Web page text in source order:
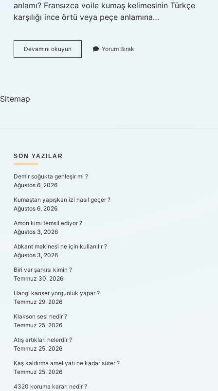
anlamı? Fransızca voile kumaş kelimesinin Türkçe
karşılığı ince örtü veya peçe anlamına…
Devamını okuyun
Şal
Yorum Bırak
Sitemap
SIDEBAR
SON YAZILAR
Demir soğukta genleşir mi ?
Ağustos 6, 2026
Kumaştan yapışkan izi nasıl geçer ?
Ağustos 6, 2026
Amon kimi temsil ediyor ?
Ağustos 3, 2026
Abkant makinesi ne için kullanılır ?
Ağustos 3, 2026
Biri var şarkısı kimin ?
Temmuz 30, 2026
Hangi kanser yorgunluk yapar ?
Temmuz 29, 2026
Klakson sesi nedir ?
Temmuz 25, 2026
Atış artıkları nelerdir ?
Temmuz 25, 2026
Kaş kaldırma ameliyatı ne kadar sürer ?
Temmuz 25, 2026
4320 koruma kararı nedir ?